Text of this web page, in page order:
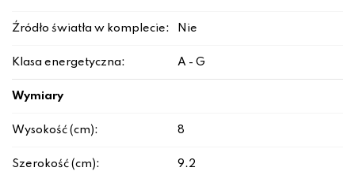
Źródło światła w komplecie: Nie
Klasa energetyczna: A - G
Wymiary
Wysokość (cm): 8
Szerokość (cm): 9.2